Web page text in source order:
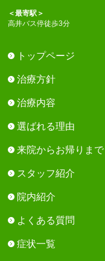
＜最寄駅＞
高井バス停徒歩3分
トップページ
治療方針
治療内容
選ばれる理由
来院からお帰りまで
スタッフ紹介
院内紹介
よくある質問
症状一覧